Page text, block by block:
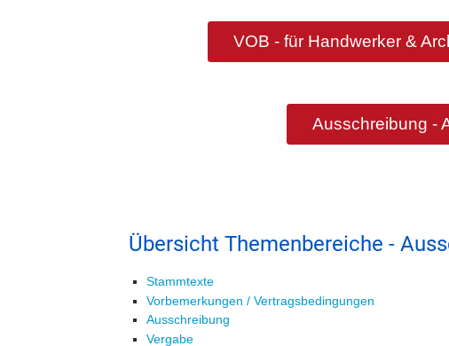
VOB - für Handwerker &
Ausschreibung -
Übersicht Themenbereiche -
Stammtexte
Vorbemerkungen / Vertragsbedingungen
Ausschreibung
Vergabe